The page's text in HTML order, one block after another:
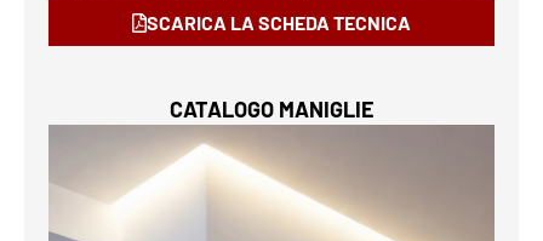
SCARICA LA SCHEDA TECNICA
CATALOGO MANIGLIE